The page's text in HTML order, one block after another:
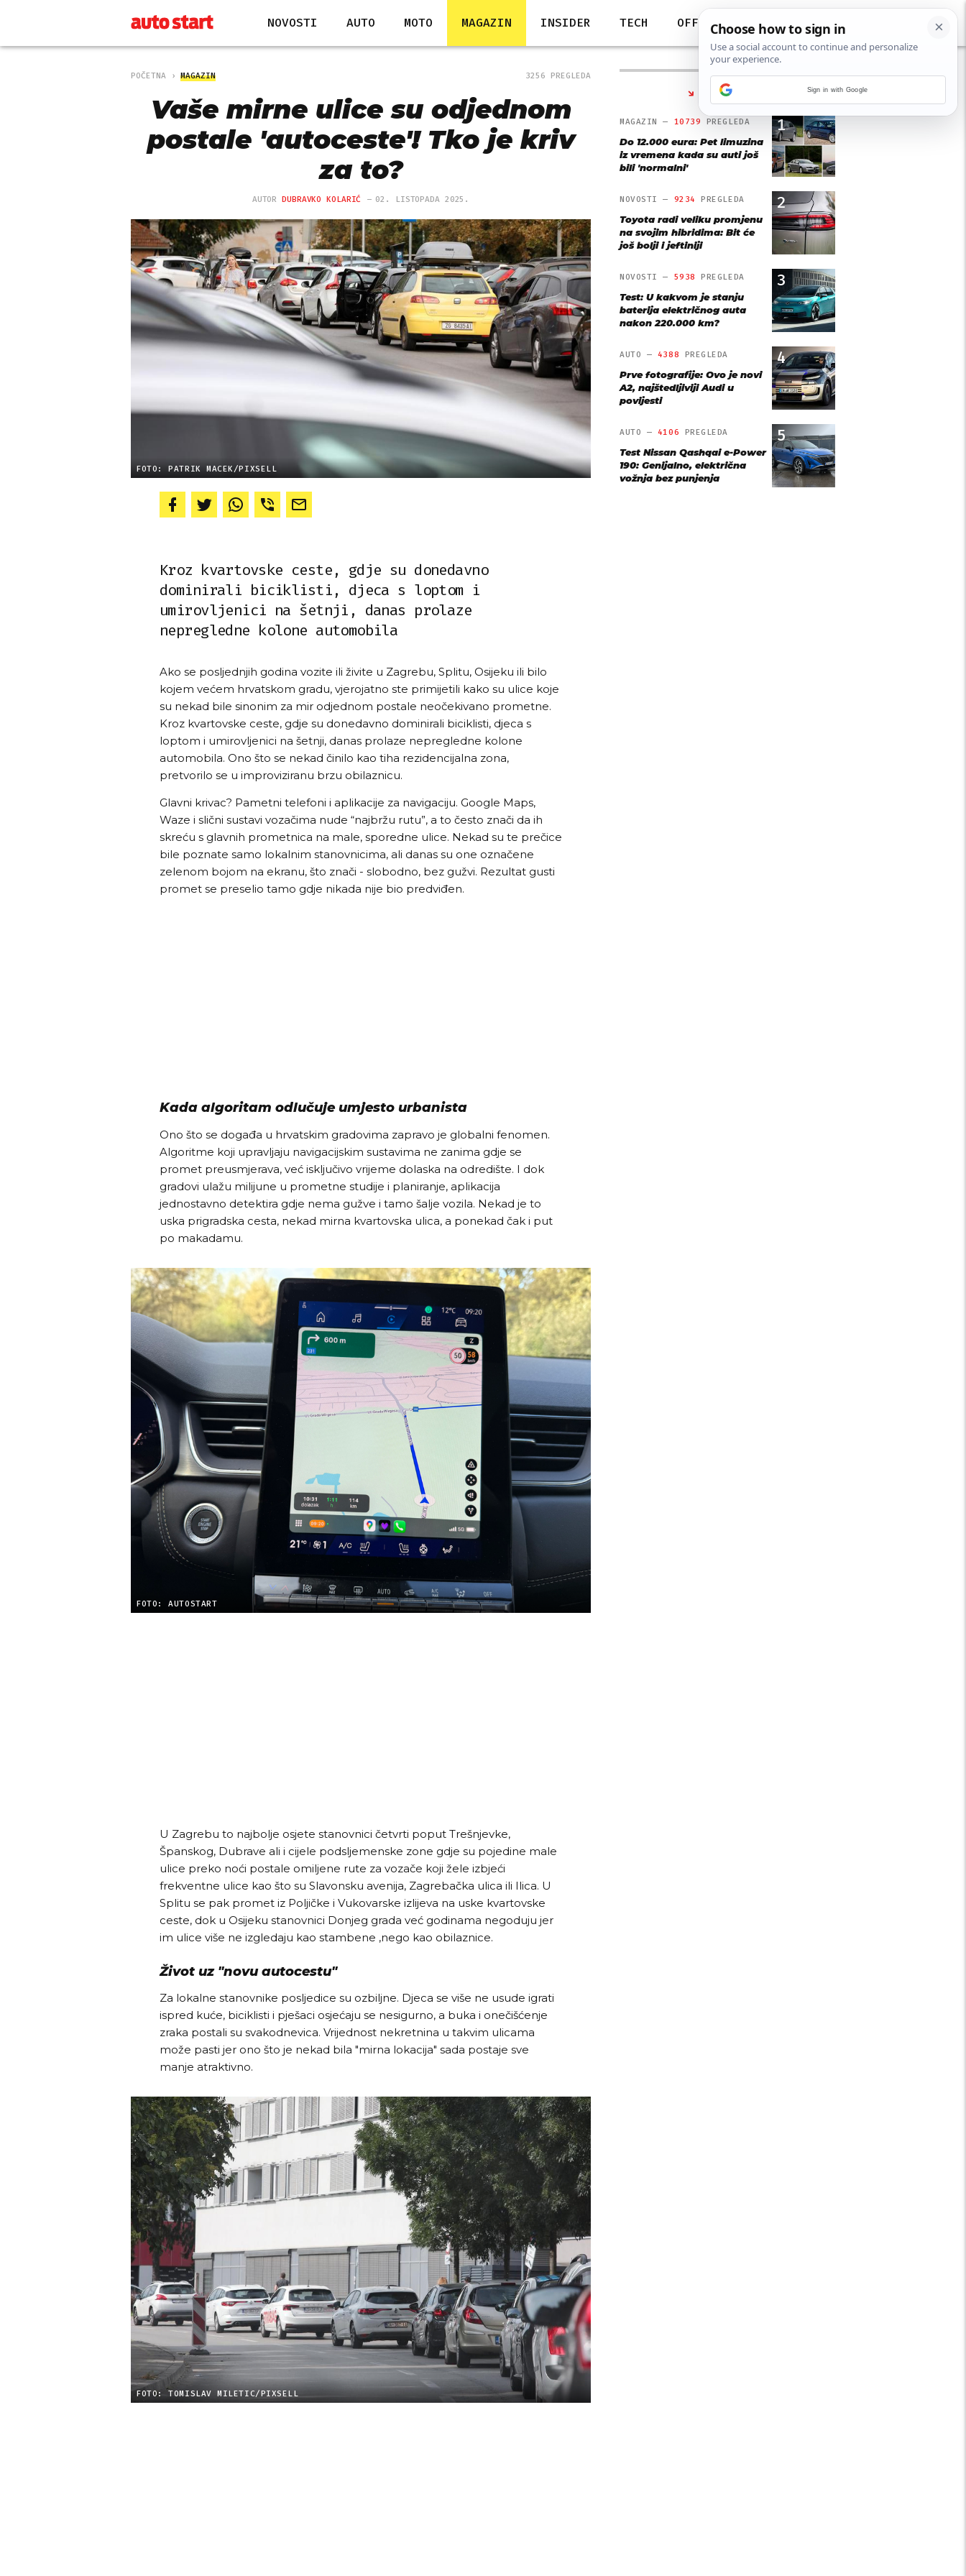
NOVOSTI AUTO MOTO MAGAZIN INSIDER TECH OFF
POČETNA MAGAZIN 3256 PREGLEDA
Vaše mirne ulice su odjednom
postale 'autoceste'! Tko je kriv
za to?
AUTORDUBRAVKO KOLARIĆ 02. LISTOPADA 2025.
FOTO: PATRIK MACEK/PIXSELL
Kroz kvartovske ceste, gdje su donedavno
dominirali biciklisti, djeca s loptom i
umirovljenici na šetnji, danas prolaze
nepregledne kolone automobila
Ako se posljednjih godina vozite ili živite u Zagrebu, Splitu, Osijeku ili bilo
kojem većem hrvatskom gradu, vjerojatno ste primijetili kako su ulice koje
su nekad bile sinonim za mir odjednom postale neočekivano prometne.
Kroz kvartovske ceste, gdje su donedavno dominirali biciklisti, djeca s
loptom i umirovljenici na šetnji, danas prolaze nepregledne kolone
automobila. Ono što se nekad činilo kao tiha rezidencijalna zona,
pretvorilo se u improviziranu brzu obilaznicu.
Glavni krivac? Pametni telefoni i aplikacije za navigaciju. Google Maps,
Waze i slični sustavi vozačima nude “najbržu rutu”, a to često znači da ih
skreću s glavnih prometnica na male, sporedne ulice. Nekad su te prečice
bile poznate samo lokalnim stanovnicima, ali danas su one označene
zelenom bojom na ekranu, što znači - slobodno, bez gužvi. Rezultat gusti
promet se preselio tamo gdje nikada nije bio predviđen.
Kada algoritam odlučuje umjesto urbanista
Ono što se događa u hrvatskim gradovima zapravo je globalni fenomen.
Algoritme koji upravljaju navigacijskim sustavima ne zanima gdje se
promet preusmjerava, već isključivo vrijeme dolaska na odredište. I dok
gradovi ulažu milijune u prometne studije i planiranje, aplikacija
jednostavno detektira gdje nema gužve i tamo šalje vozila. Nekad je to
uska prigradska cesta, nekad mirna kvartovska ulica, a ponekad čak i put
po makadamu.
FOTO: AUTOSTART
U Zagrebu to najbolje osjete stanovnici četvrti poput Trešnjevke,
Španskog, Dubrave ali i cijele podsljemenske zone gdje su pojedine male
ulice preko noći postale omiljene rute za vozače koji žele izbjeći
frekventne ulice kao što su Slavonsku avenija, Zagrebačka ulica ili Ilica. U
Splitu se pak promet iz Poljičke i Vukovarske izlijeva na uske kvartovske
ceste, dok u Osijeku stanovnici Donjeg grada već godinama negoduju jer
im ulice više ne izgledaju kao stambene ,nego kao obilaznice.
Život uz "novu autocestu"
Za lokalne stanovnike posljedice su ozbiljne. Djeca se više ne usude igrati
ispred kuće, biciklisti i pješaci osjećaju se nesigurno, a buka i onečišćenje
zraka postali su svakodnevica. Vrijednost nekretnina u takvim ulicama
može pasti jer ono što je nekad bila "mirna lokacija" sada postaje sve
manje atraktivno.
FOTO: TOMISLAV MILETIC/PIXSELL
NAJČITANIJE
1
MAGAZIN — 10739 PREGLEDA
Do 12.000 eura: Pet limuzina
iz vremena kada su auti još
bili 'normalni'
2
NOVOSTI — 9234 PREGLEDA
Toyota radi veliku promjenu
na svojim hibridima: Bit će
još bolji i jeftiniji
3
NOVOSTI — 5938 PREGLEDA
Test: U kakvom je stanju
baterija električnog auta
nakon 220.000 km?
4
AUTO — 4388 PREGLEDA
Prve fotografije: Ovo je novi
A2, najštedljiviji Audi u
povijesti
5
AUTO — 4106 PREGLEDA
Test Nissan Qashqai e-Power
190: Genijalno, električna
vožnja bez punjenja
Sign in with Google